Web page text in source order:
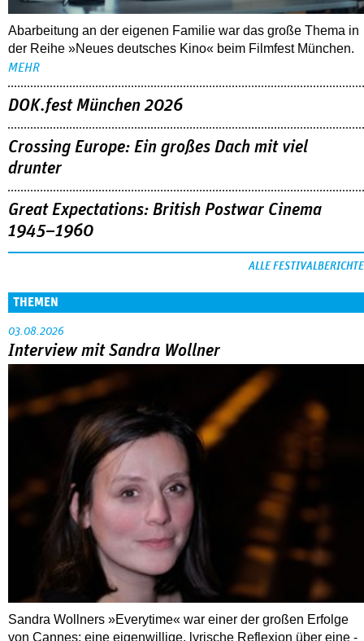
Abarbeitung an der eigenen Familie war das große Thema in
der Reihe »Neues deutsches Kino« beim Filmfest München.
MEHR
DOK.fest München 2026
Crossing Europe: Ein großes Dach mit viel
drunter
Great Expectations: British Postwar Cinema
1945–1960
ALLE FESTIVALBERICHTE
THEMEN
03.08.2026
Interview mit Sandra Wollner
Sandra Wollners »Everytime« war einer der großen Erfolge
von Cannes: eine eigenwillige, lyrische Reflexion über eine ­